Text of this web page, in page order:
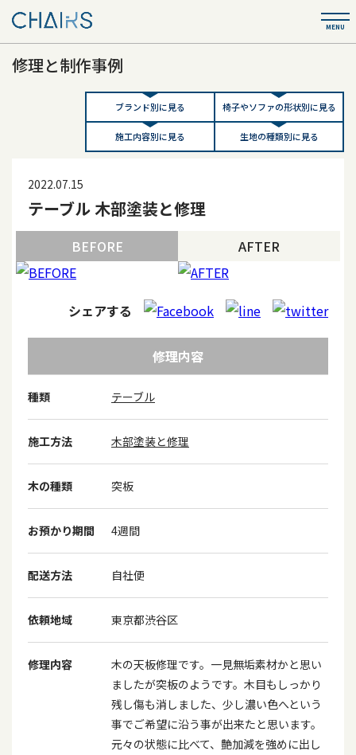
修理と制作事例
ブランド別に見る 椅子やソファの形状別に見る
施工内容別に見る 生地の種類別に見る
2022.07.15
テーブル 木部塗装と修理
BEFORE AFTER
シェアする
修理内容
種類 テーブル
施工方法 木部塗装と修理
木の種類 突板
お預かり期間 4週間
配送方法 自社便
依頼地域 東京都渋谷区
修理内容
木の天板修理です。一見無垢素材かと思い
ましたが突板のようです。木目もしっかり
残し傷も消しました、少し濃い色へという
事でご希望に沿う事が出来たと思います。
元々の状態に比べて、艶加減を強めに出し